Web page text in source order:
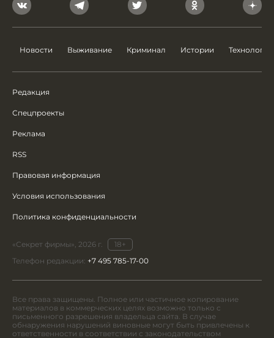
Новости Выживание Криминал Истории Технологии
Редакция
Спецпроекты
Реклама
RSS
Правовая информация
Условия использования
Политика конфиденциальности
«Секрет фирмы», 2026 г.
18+
Телефон редакции: +7 495 785-17-00
Все права защищены. Полное или частичное копирование
материалов в коммерческих целях возможно только с
письменного разрешения владельца сайта. В случае
обнаружения нарушений виновные могут быть привлечены к
ответственности в соответствии с законодательством